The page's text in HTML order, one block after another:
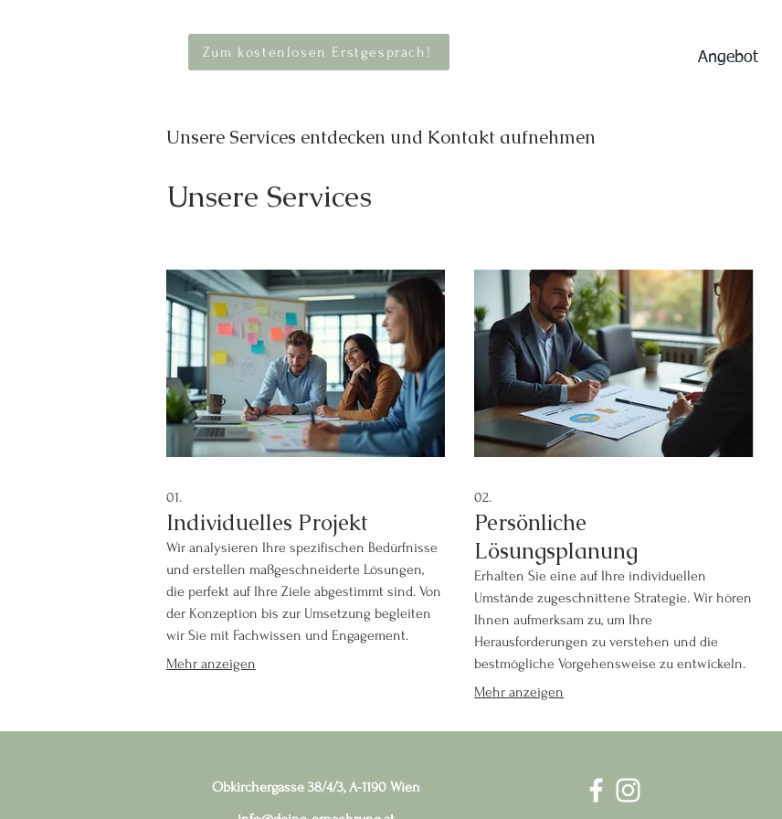
Angebot
Zum kostenlosen Erstgespräch!
Unsere Services entdecken und Kontakt aufnehmen
Unsere Services
01.
Individuelles Projekt
Wir analysieren Ihre spezifischen Bedürfnisse
und erstellen maßgeschneiderte Lösungen,
die perfekt auf Ihre Ziele abgestimmt sind. Von
der Konzeption bis zur Umsetzung begleiten
wir Sie mit Fachwissen und Engagement.
Lassen Sie uns gemeinsam Ihr nächstes
Mehr anzeigen
02.
Persönliche
Lösungsplanung
Erhalten Sie eine auf Ihre individuellen
Umstände zugeschnittene Strategie. Wir hören
Ihnen aufmerksam zu, um Ihre
Herausforderungen zu verstehen und die
bestmögliche Vorgehensweise zu entwickeln.
Dieses Paket hilft Ihnen, klare Ziele zu setzen
Sie noch heute mit der Gestaltung Ihrer
Mehr anzeigen
Obkirchergasse 38/4/3, A-1190 Wien